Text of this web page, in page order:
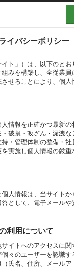
イバシーポリシー
ト」）は、以下のと
みを構築し、全従業
せることにより、個人
情報を正確かつ最新
破損・改ざん・漏洩な
・管理体制の整備・
実施し個人情報の厳重
人情報は、当サイト
として、電子メールや
利用について
イトへのアクセスに関
々のユーザーを認識す
氏名、住所、メールア